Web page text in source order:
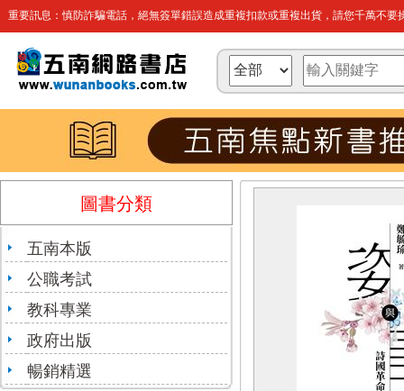
重要訊息：慎防詐騙電話，絕無簽單錯誤造成重複扣款或重複出貨，請您千萬不要
圖書分類
五南本版
公職考試
教科專業
政府出版
暢銷精選